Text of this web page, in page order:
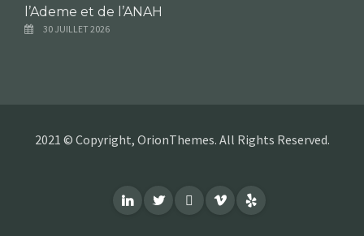
l’Ademe et de l’ANAH
30 JUILLET 2026
2021 © Copyright, OrionThemes. All Rights Reserved.